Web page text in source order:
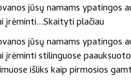
jūsų namams
įrėminti...Skaityti plačiau
jūsų namams
stilinguose
išliks kaip pirmosios